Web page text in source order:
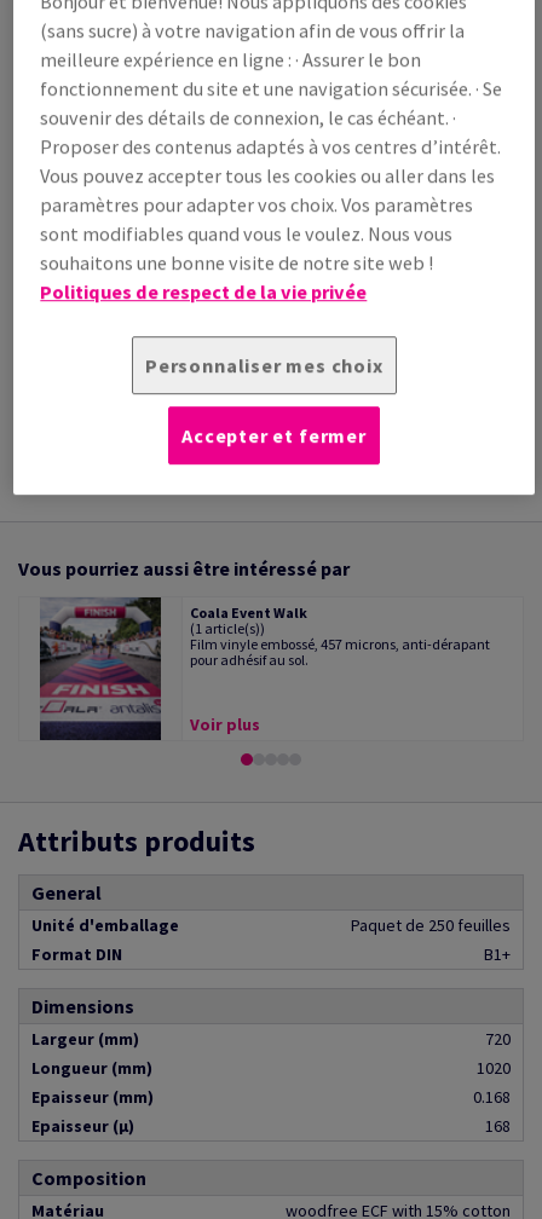
/ 1 000 feuille(s)
(88,1 kg )
LIVRAISON PRÉVUE LE 10/08/2026
Guide des quantités
paquet(s)
−
Outil de coupe
TECHNIQUES TECHNIQUES
Vous pourriez aussi être intéressé par
Coala Event Walk
(1 article(s))
Film vinyle embossé, 457 microns, anti-dérapant
pour adhésif au sol.
Voir plus
Attributs produits
General
Unité d'emballage
Paquet de 250 feuilles
Format DIN
B1+
Dimensions
Largeur (mm)
720
Longueur (mm)
1020
Epaisseur (mm)
0.168
Epaisseur (µ)
168
Composition
Matériau
woodfree ECF with 15% cotton
(sans sucre) à votre navigation afin de vous offrir la
meilleure expérience en ligne : · Assurer le bon
fonctionnement du site et une navigation sécurisée. · Se
souvenir des détails de connexion, le cas échéant. ·
Proposer des contenus adaptés à vos centres d’intérêt.
Vous pouvez accepter tous les cookies ou aller dans les
paramètres pour adapter vos choix. Vos paramètres
sont modifiables quand vous le voulez. Nous vous
souhaitons une bonne visite de notre site web !
Politiques de respect de la vie privée
Personnaliser mes choix
Accepter et fermer